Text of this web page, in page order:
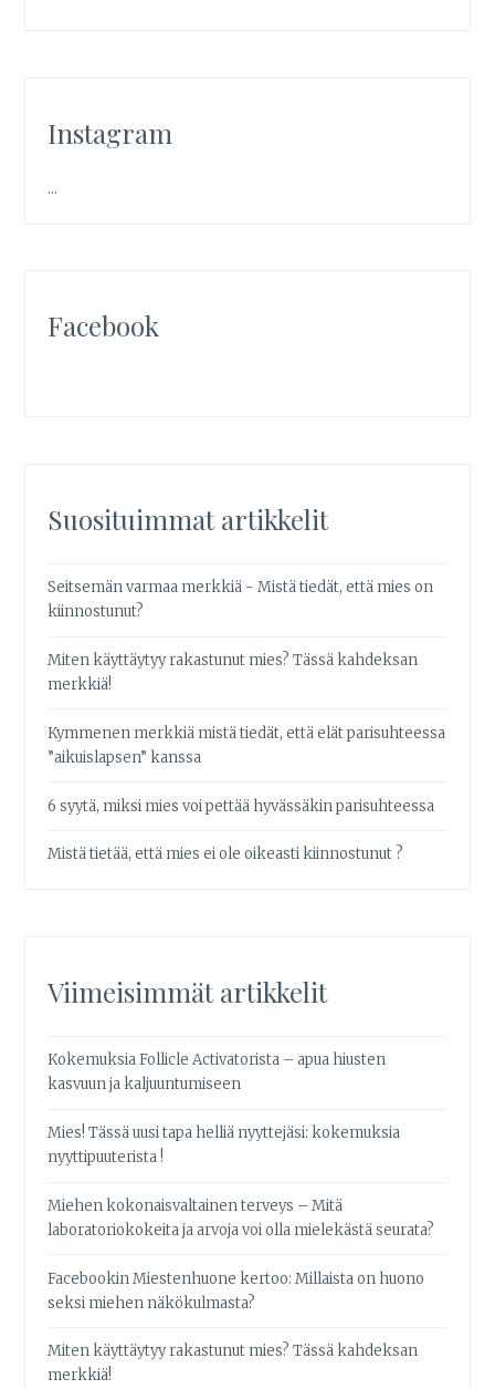
Instagram
…
Facebook
Suosituimmat artikkelit
Seitsemän varmaa merkkiä - Mistä tiedät, että mies on
kiinnostunut?
Miten käyttäytyy rakastunut mies? Tässä kahdeksan
merkkiä!
Kymmenen merkkiä mistä tiedät, että elät parisuhteessa
”aikuislapsen” kanssa
6 syytä, miksi mies voi pettää hyvässäkin parisuhteessa
Mistä tietää, että mies ei ole oikeasti kiinnostunut ?
Viimeisimmät artikkelit
Kokemuksia Follicle Activatorista – apua hiusten
kasvuun ja kaljuuntumiseen
Mies! Tässä uusi tapa helliä nyyttejäsi: kokemuksia
nyyttipuuterista !
Miehen kokonaisvaltainen terveys – Mitä
laboratoriokokeita ja arvoja voi olla mielekästä seurata?
Facebookin Miestenhuone kertoo: Millaista on huono
seksi miehen näkökulmasta?
Miten käyttäytyy rakastunut mies? Tässä kahdeksan
merkkiä!